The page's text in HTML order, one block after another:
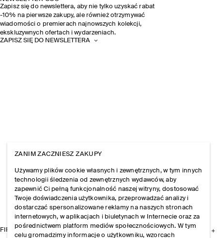
Zapisz się do newslettera, aby nie tylko uzyskać rabat
-10% na pierwsze zakupy, ale również otrzymywać
wiadomości o premierach najnowszych kolekcji,
ekskluzywnych ofertach i wydarzeniach.
ZAPISZ SIĘ DO NEWSLETTERA
FIRMA
ZANIM ZACZNIESZ ZAKUPY
Używamy plików cookie własnych i zewnętrznych, w tym innych
technologii śledzenia od zewnętrznych wydawców, aby
zapewnić Ci pełną funkcjonalność naszej witryny, dostosować
Twoje doświadczenia użytkownika, przeprowadzać analizy i
dostarczać spersonalizowane reklamy na naszych stronach
internetowych, w aplikacjach i biuletynach w Internecie oraz za
pośrednictwem platform mediów społecznościowych. W tym
celu gromadzimy informacje o użytkowniku, wzorcach